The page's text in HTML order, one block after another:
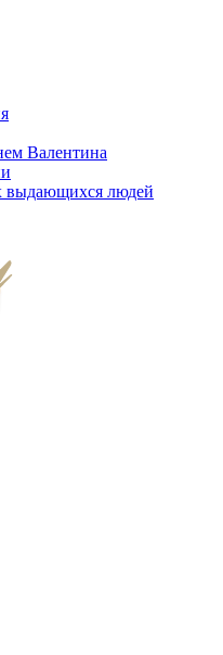
Валентина
выдающихся людей